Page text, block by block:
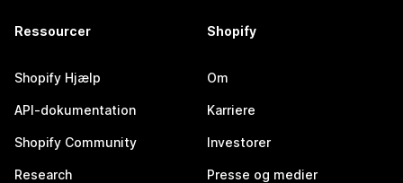
Ressourcer
Shopify Hjælp
API-dokumentation
Shopify Community
Research
Shopify
Om
Karriere
Investorer
Presse og medier